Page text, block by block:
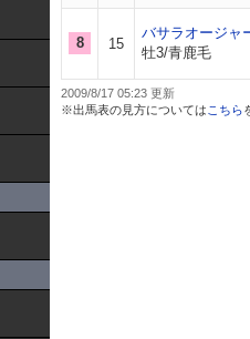
8 15
バサラオージャ
牡3/青鹿毛
2009/8/17 05:23
※出馬表の見方については こちら